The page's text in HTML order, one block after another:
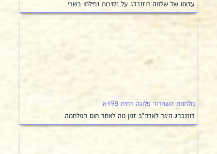
עדותו של שלמה רוזנברג על נסיבות נפילתו בשבי…
מלחמת השחרור פלוגה דתית 198א
רוזנברג היגר לארה"ב זמן מה לאחר תום המלחמה.